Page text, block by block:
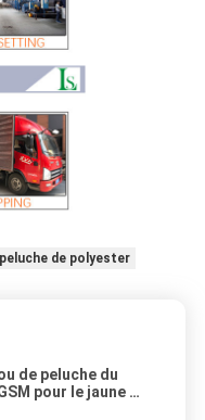
de polyester
de peluche du
pour le jaune de